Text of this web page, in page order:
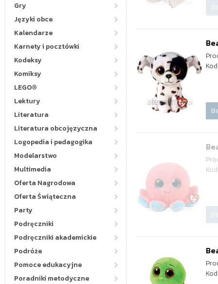
Gry
Języki obce
Kalendarze
Karnety i pocztówki
Kodeksy
Komiksy
LEGO®
Lektury
Literatura
Literatura obcojęzyczna
Logopedia i pedagogika
Modelarstwo
Multimedia
Oferta Nagrodowa
Oferta Świąteczna
Party
Podręczniki
Podręczniki akademickie
Podróże
Pomoce edukacyjne
Poradniki metodyczne